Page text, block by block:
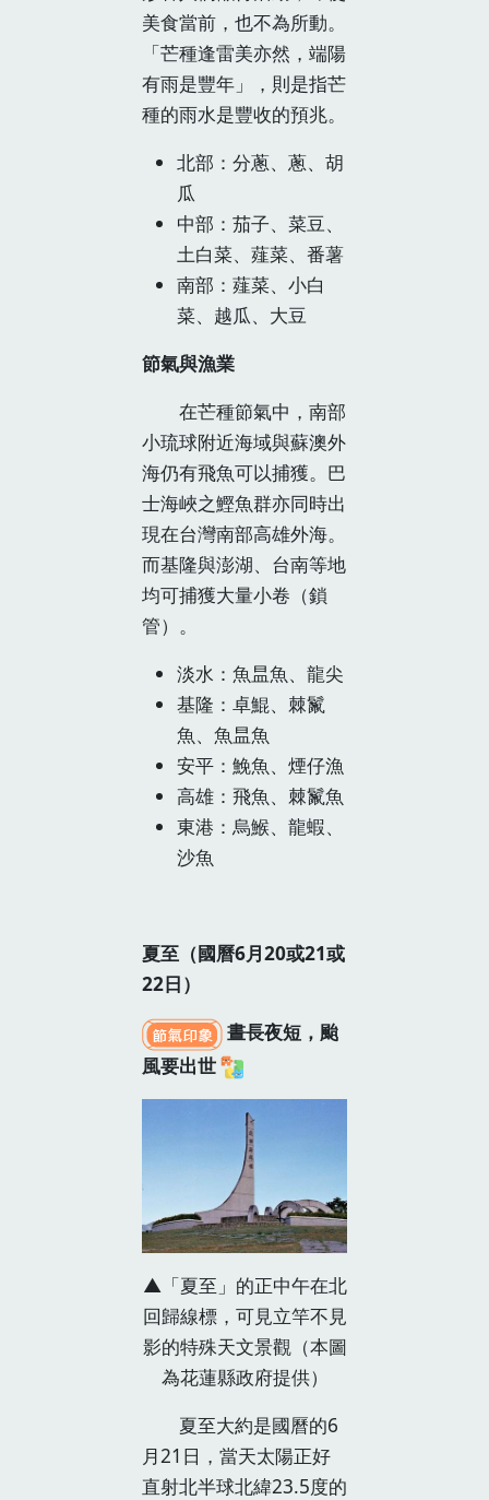
美食當前，也不為所動。
「芒種逢雷美亦然，端陽
有雨是豐年」，則是指芒
種的雨水是豐收的預兆。
北部：分蔥、蔥、胡
瓜
中部：茄子、菜豆、
土白菜、薤菜、番薯
南部：薤菜、小白
菜、越瓜、大豆
節氣與漁業
在芒種節氣中，南部
小琉球附近海域與蘇澳外
海仍有飛魚可以捕獲。巴
士海峽之鰹魚群亦同時出
現在台灣南部高雄外海。
而基隆與澎湖、台南等地
均可捕獲大量小卷（鎖
管）。
淡水：魚昷魚、龍尖
基隆：卓鯤、棘鬣
魚、魚昷魚
安平：鮸魚、煙仔漁
高雄：飛魚、棘鬣魚
東港：烏鯸、龍蝦、
沙魚
夏至（國曆6月20或21或
22日）
晝長夜短，颱
風要出世
▲「夏至」的正中午在北
回歸線標，可見立竿不見
影的特殊天文景觀（本圖
為花蓮縣政府提供）
夏至大約是國曆的6
月21日，當天太陽正好
直射北半球北緯23.5度的